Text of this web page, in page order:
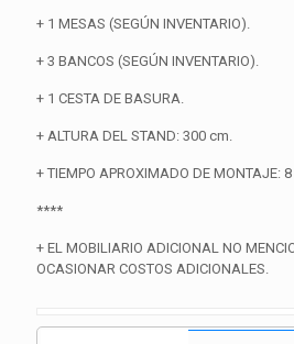
+ 1 MESAS (SEGÚN INVENTARIO).
+ 3 BANCOS (SEGÚN INVENTARIO).
+ 1 CESTA DE BASURA.
+ ALTURA DEL STAND: 300 cm.
+ TIEMPO APROXIMADO DE MONTAJE:
****
+ EL MOBILIARIO ADICIONAL NO
OCASIONAR COSTOS ADICIONALES.